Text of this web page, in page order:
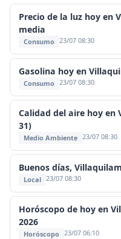
Precio de la luz hoy en
media
Consumo 23/07 08:30
Gasolina hoy en
Consumo 23/07 08:30
Calidad del aire hoy en
31)
Medio Ambiente 23/07 08:30
Buenos días,
Local 23/07 08:30
Horóscopo de hoy en
2026
Horóscopo 23/07 06:10